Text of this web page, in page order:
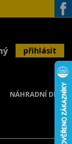
přihlásit
NÁHRADNÍ DÍLY